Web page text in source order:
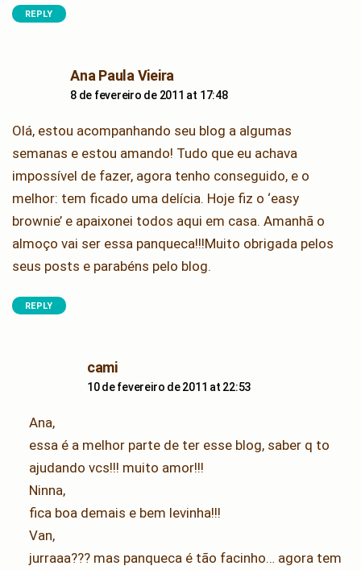
REPLY
Ana Paula Vieira
8 de fevereiro de 2011 at 17:48
Olá, estou acompanhando seu blog a algumas
semanas e estou amando! Tudo que eu achava
impossível de fazer, agora tenho conseguido, e o
melhor: tem ficado uma delícia. Hoje fiz o ‘easy
brownie’ e apaixonei todos aqui em casa. Amanhã o
almoço vai ser essa panqueca!!!Muito obrigada pelos
seus posts e parabéns pelo blog.
REPLY
camisays:
10 de fevereiro de 2011 at 22:53
Ana,
essa é a melhor parte de ter esse blog, saber q to
ajudando vcs!!! muito amor!!!
Ninna,
fica boa demais e bem levinha!!!
Van,
jurraaa??? mas panqueca é tão facinho… agora tem